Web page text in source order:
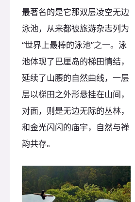
最著名的是它那双层凌空无边
泳池，从来都被旅游杂志列为
“世界上最棒的泳池”之一。泳
池体现了巴厘岛的梯田情结，
延续了山腰的自然曲线，一层
层以梯田之外形悬挂在山间，
对面，则是无边无际的丛林，
和金光闪闪的庙宇，自然与禅
韵共存。